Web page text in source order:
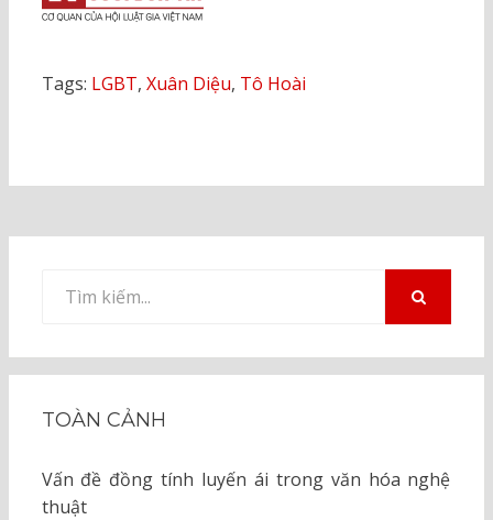
Tags: LGBT, Xuân Diệu, Tô Hoài
kiếm
TOÀN CẢNH
Vấn đề đồng tính luyến ái trong văn hóa nghệ
thuật